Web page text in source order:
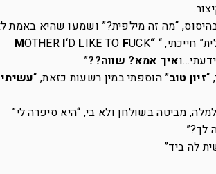
“מה זה מילפית?” ושמעו שהיא
חייכתי, “ “M
OTHER I‘D LIKE TO FUCK
איך אמא? שווה??”
“זיון טוב” הוספתי במין רשעות כזאת, “
מביטה בשולחן ולא בי, “היא סיפרה לי”
לך?”
לה ביד”